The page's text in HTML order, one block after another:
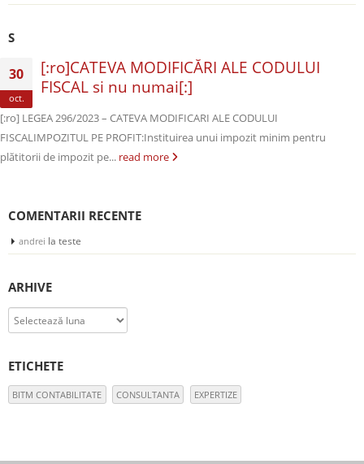
S
30
oct.
[:ro]CATEVA MODIFICĂRI ALE CODULUI
FISCAL si nu numai[:]
[:ro] LEGEA 296/2023 – CATEVA MODIFICARI ALE CODULUI
FISCALIMPOZITUL PE PROFIT:Instituirea unui impozit minim pentru
plătitorii de impozit pe... read more
COMENTARII RECENTE
andrei la teste
ARHIVE
Arhive
ETICHETE
BITM CONTABILITATE CONSULTANTA EXPERTIZE